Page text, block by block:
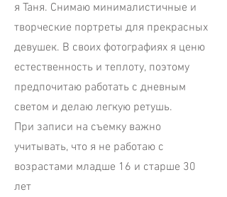
я Таня. Снимаю минималистичные и
творческие портреты для прекрасных
девушек. В своих фотографиях я ценю
естественность и теплоту, поэтому
предпочитаю работать с дневным
светом и делаю легкую ретушь.
При записи на съемку важно
учитывать, что я не работаю с
возрастами младше 16 и старше 30
лет